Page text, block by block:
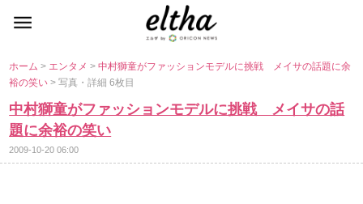
ホーム> エンタメ>中村獅童がファッションモデルに挑戦 メイサの話題に余
裕の笑い> 写真・詳細 6枚目
中村獅童がファッションモデルに挑戦 メイサの話
題に余裕の笑い
2009-10-20 06:00